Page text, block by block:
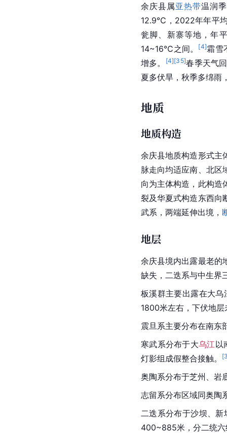
余庆县属亚热带温润
12.9℃，2022年年平
瓮脚、新寨等地，年
14~16℃之间。
[4]霜雪
增多。
[4][35]春季天气
夏多伏旱，秋季多绵雨
地质
地质构造
余庆县地质构造形式主
脉走向均适应南、北区
向为主体构造，此构造
裂及华夏式构造东西向
武系，两端延伸出境，
地层
余庆县境内出露最老的
缺失，二迭系与中生界
板溪群主要出露在大乌
1800米左右，下伏地层
震旦系主要分布在南东
寒武系分布于大乌江以
灯影组成假整合接触。
[
奥陶系分布于芝州、岩
志留系分布区域同奥陶
二迭系分布于沙坝、
400~885米，分二统六